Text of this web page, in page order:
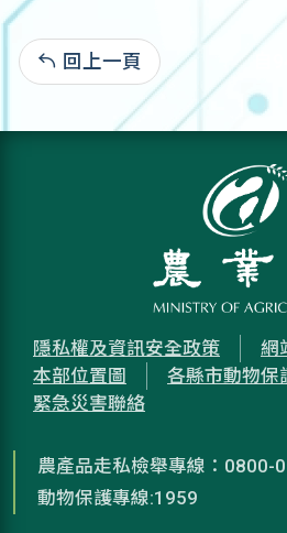
回上一頁
隱私權及資訊安全政策
網
本部位置圖
各縣市動物保
緊急災害聯絡
農產品走私檢舉專線：0800-
動物保護專線:1959